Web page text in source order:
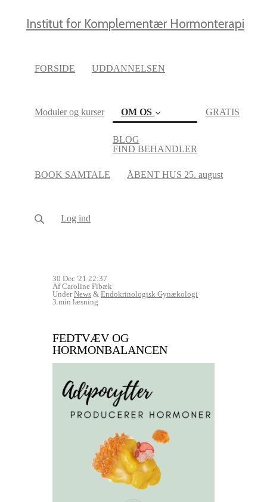
Institut for Komplementær Hormonterapi
FORSIDE UDDANNELSEN
Moduler og kurser OM OS
BLOG
FIND BEHANDLER
GRATIS
BOOK SAMTALE ÅBENT HUS 25. august
Log ind
30 Dec '21 22:37
Af Caroline Fibæk
UnderNews & Endokrinologisk Gynækologi
3 min læsning
FEDTVÆV OG
HORMONBALANCEN